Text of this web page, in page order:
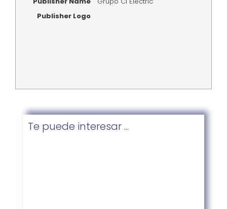
Publisher Logo
Te puede interesar ...